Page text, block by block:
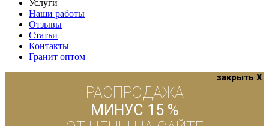
Услуги
Наши работы
Отзывы
Статьи
Контакты
Гранит оптом
закрыть X
РАСПРОДАЖА
МИНУС 15 %